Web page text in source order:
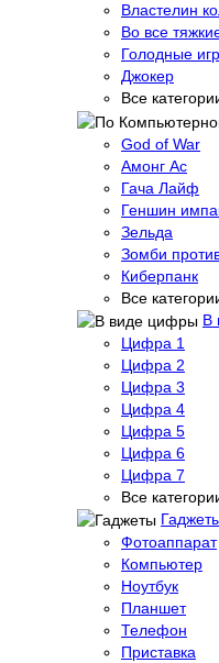
Властелин
Во все
Голодные
Джокер
Все
God of War
Амонг Ас
Гача Лайф
Геншин
Зельда
Зомби
Киберпанк
Все
В
Цифра 1
Цифра 2
Цифра 3
Цифра 4
Цифра 5
Цифра 6
Цифра 7
Все
Фотоаппарат
Компьютер
Ноутбук
Планшет
Телефон
Приставка